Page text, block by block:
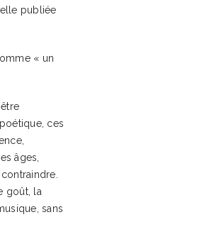
publiée
« un
ces
âges,
goût, la
sans